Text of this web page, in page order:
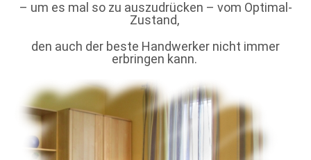
– um es mal so zu auszudrücken – vom Optimal-
Zustand,
den auch der beste Handwerker nicht immer
erbringen kann.